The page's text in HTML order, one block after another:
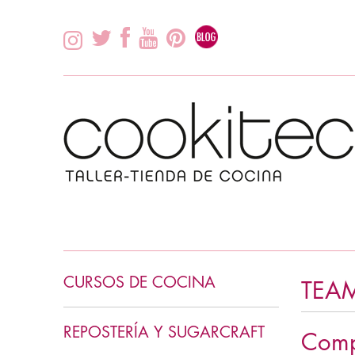
CURSOS DE COCINA
COCINA ASIÁTICA
REPOSTERÍA Y SUGARCRAFT